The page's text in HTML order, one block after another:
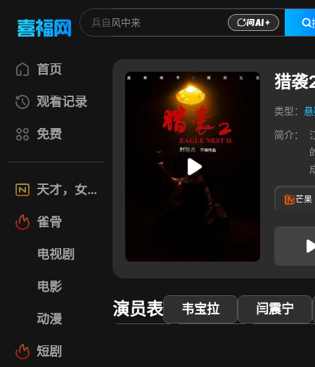
首页
观看记录
免费
天才，女友
雀骨
电视剧
电影
动漫
短剧
猎袭
类型：
简介：
芒果
演员表 韦宝拉
闫震宁